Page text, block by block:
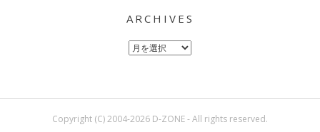
ARCHIVES
Archives
Copyright (C) 2004-2026 D-ZONE - All rights reserved.